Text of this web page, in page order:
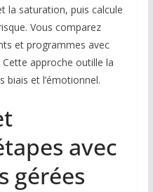
la saturation, puis calcule
Vous comparez
et programmes avec
approche outille la
biais et l’émotionnel.
avec
gérées